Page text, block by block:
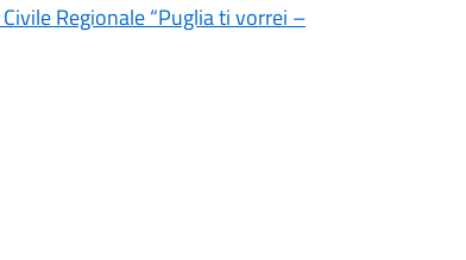
Regionale “Puglia ti vorrei –